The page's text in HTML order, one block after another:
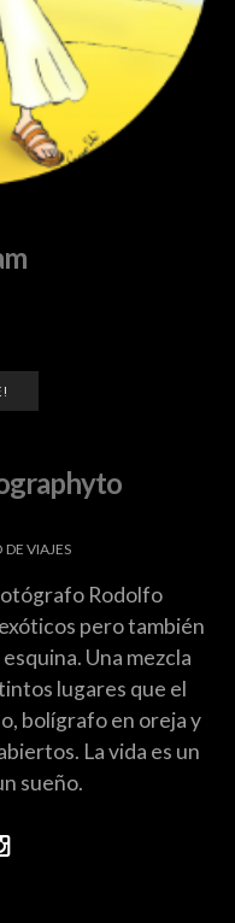
VIAJES
Rodolfo
pero también
Una mezcla
lugares que el
bolígrafo en oreja y
La vida es un
sueño.